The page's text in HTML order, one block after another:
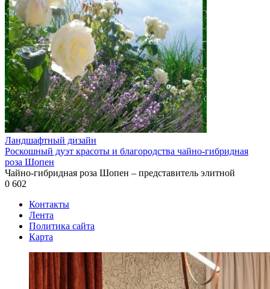
Ландшафтный дизайн
Роскошный дуэт красоты и благородства чайно-гибридная
роза Шопен
Чайно-гибридная роза Шопен – представитель элитной
0 602
Контакты
Лента
Политика сайта
Карта